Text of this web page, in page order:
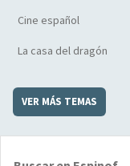
Cine español
La casa del dragón
VER MÁS TEMAS